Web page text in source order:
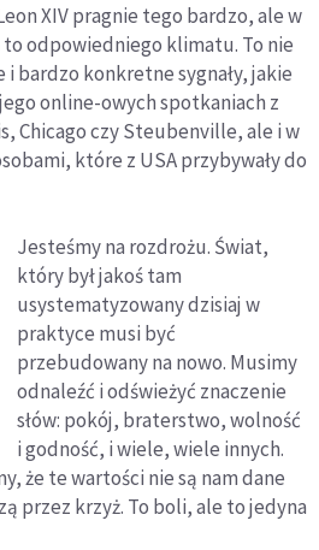
XIV pragnie tego bardzo, ale w
odpowiedniego klimatu. To nie
bardzo konkretne sygnały, jakie
online-owych spotkaniach z
Chicago czy Steubenville, ale i w
które z USA przybywały do
Jesteśmy na rozdrożu. Świat,
który był jakoś tam
usystematyzowany dzisiaj w
praktyce musi być
przebudowany na nowo. Musimy
odnaleźć i odświeżyć znaczenie
słów: pokój, braterstwo, wolność
i godność, i wiele, wiele innych.
że te wartości nie są nam dane
przez krzyż. To boli, ale to jedyna